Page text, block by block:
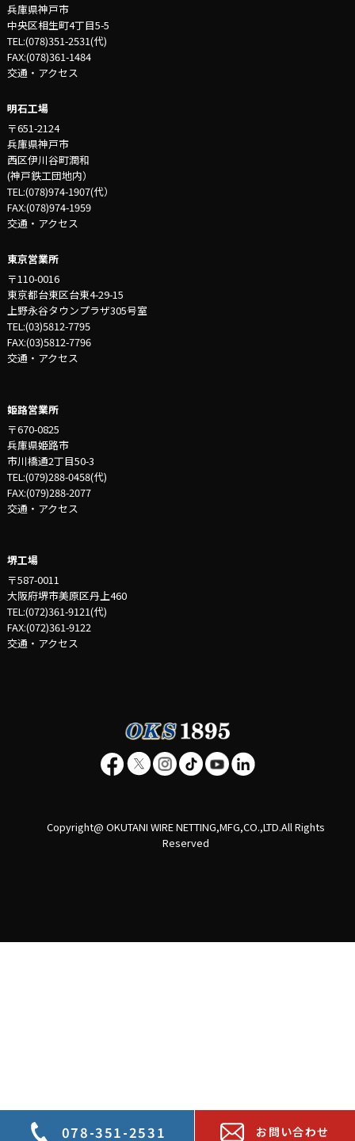
078-351-2531 お問い合わせ
兵庫県神戸市
中央区相生町4丁目5-5
TEL:(078)351-2531(代)
FAX:(078)361-1484
交通・アクセス
明石工場
〒651-2124
兵庫県神戸市
西区伊川谷町潤和
(神戸鉄工団地内）
TEL:(078)974-1907(代）
FAX:(078)974-1959
交通・アクセス
東京営業所
〒110-0016
東京都台東区台東4-29-15
上野永谷タウンプラザ305号室
TEL:(03)5812-7795
FAX:(03)5812-7796
交通・アクセス
姫路営業所
〒670-0825
兵庫県姫路市
市川橋通2丁目50-3
TEL:(079)288-0458(代)
FAX:(079)288-2077
交通・アクセス
堺工場
〒587-0011
大阪府堺市美原区丹上460
TEL:(072)361-9121(代)
FAX:(072)361-9122
交通・アクセス
Copyright@ OKUTANI WIRE NETTING,MFG,CO.,LTD.All Rights
Reserved